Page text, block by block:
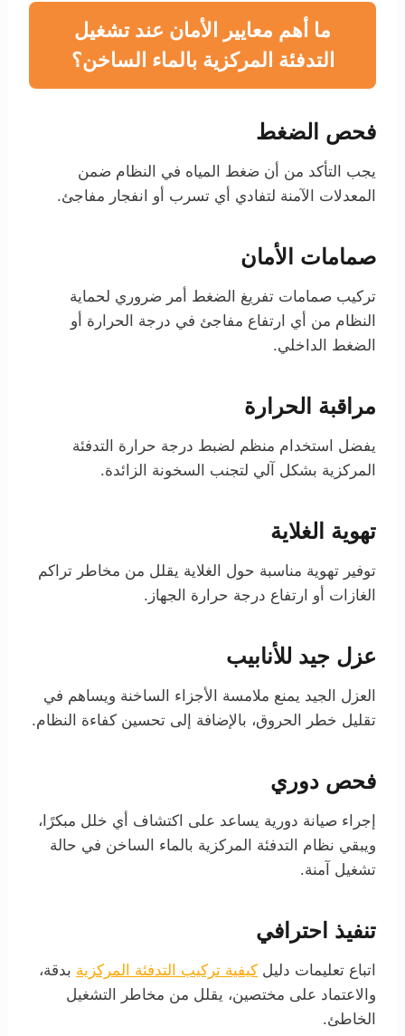
ما أهم معايير الأمان عند تشغيل
التدفئة المركزية بالماء الساخن؟
فحص الضغط
يجب التأكد من أن ضغط المياه في النظام ضمن
المعدلات الآمنة لتفادي أي تسرب أو انفجار مفاجئ.
صمامات الأمان
تركيب صمامات تفريغ الضغط أمر ضروري لحماية
النظام من أي ارتفاع مفاجئ في درجة الحرارة أو
الضغط الداخلي.
مراقبة الحرارة
يفضل استخدام منظم لضبط درجة حرارة التدفئة
المركزية بشكل آلي لتجنب السخونة الزائدة.
تهوية الغلاية
توفير تهوية مناسبة حول الغلاية يقلل من مخاطر تراكم
الغازات أو ارتفاع درجة حرارة الجهاز.
عزل جيد للأنابيب
العزل الجيد يمنع ملامسة الأجزاء الساخنة ويساهم في
تقليل خطر الحروق، بالإضافة إلى تحسين كفاءة النظام.
فحص دوري
إجراء صيانة دورية يساعد على اكتشاف أي خلل مبكرًا،
ويبقي نظام التدفئة المركزية بالماء الساخن في حالة
تشغيل آمنة.
تنفيذ احترافي
اتباع تعليمات دليل كيفية تركيب التدفئة المركزية بدقة،
والاعتماد على مختصين، يقلل من مخاطر التشغيل
الخاطئ.